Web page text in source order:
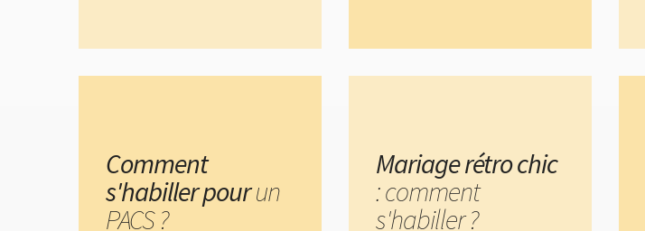
Comment
s'habiller pourun
PACS ?
Mariage rétro chic
: comment
s'habiller ?